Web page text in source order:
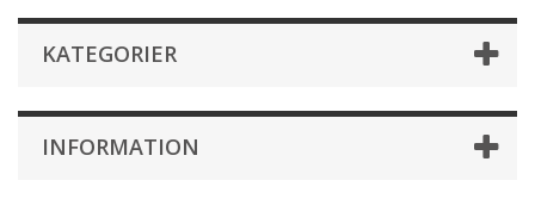
KATEGORIER
INFORMATION